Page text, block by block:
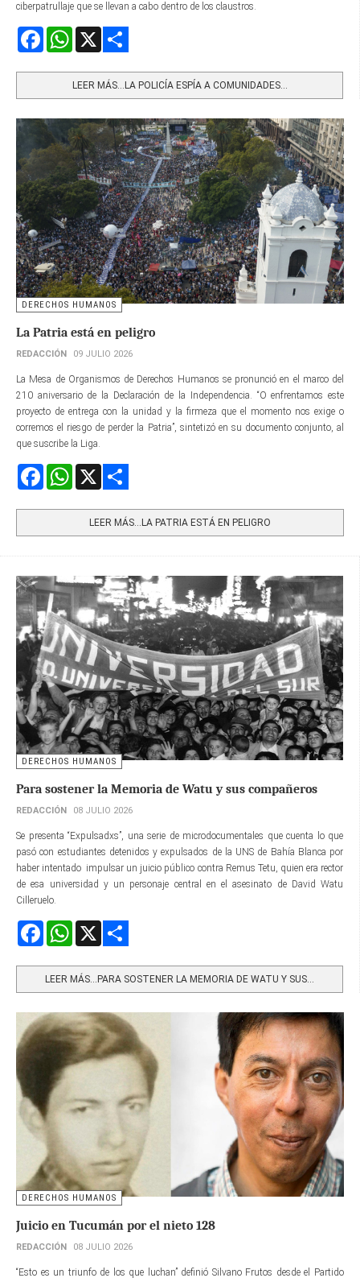
ciberpatrullaje que se llevan a cabo dentro de los claustros.
FacebookWhatsApp
LEER MÁS…LA POLICÍA ESPÍA A COMUNIDADES...
DERECHOS HUMANOS
La Patria está en peligro
REDACCIÓN 09 JULIO 2026
La Mesa de Organismos de Derechos Humanos se pronunció en el marco del
210 aniversario de la Declaración de la Independencia. “O enfrentamos este
proyecto de entrega con la unidad y la firmeza que el momento nos exige o
corremos el riesgo de perder la Patria”, sintetizó en su documento conjunto, al
que suscribe la Liga.
FacebookWhatsApp
LEER MÁS…LA PATRIA ESTÁ EN PELIGRO
DERECHOS HUMANOS
Para sostener la Memoria de Watu y sus compañeros
REDACCIÓN 08 JULIO 2026
Se presenta “Expulsadxs”, una serie de microdocumentales que cuenta lo que
pasó con estudiantes detenidos y expulsados de la UNS de Bahía Blanca por
haber intentado impulsar un juicio público contra Remus Tetu, quien era rector
de esa universidad y un personaje central en el asesinato de David Watu
Cilleruelo.
FacebookWhatsApp
LEER MÁS…PARA SOSTENER LA MEMORIA DE WATU Y SUS...
DERECHOS HUMANOS
Juicio en Tucumán por el nieto 128
REDACCIÓN 08 JULIO 2026
“Esto es un triunfo de los que luchan” definió Silvano Frutos desde el Partido